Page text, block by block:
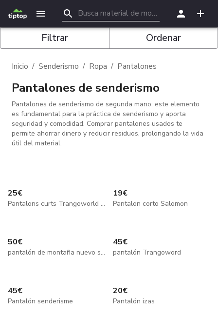
Inicio / Senderismo / Ropa / Pantalones
Pantalones de senderismo
Pantalones de senderismo de segunda mano: este elemento
es fundamental para la práctica de senderismo y aporta
seguridad y comodidad. Comprar pantalones usados te
permite ahorrar dinero y reducir residuos, prolongando la vida
útil del material.
Filtrar Ordenar
25€
Pantalons curts Trangoworld Schoeller XL
19€
Pantalon corto Salomon
50€
pantalón de montaña nuevo sin usar
45€
pantalón Trangoword
45€
Pantalón senderisme
20€
Pantalón izas